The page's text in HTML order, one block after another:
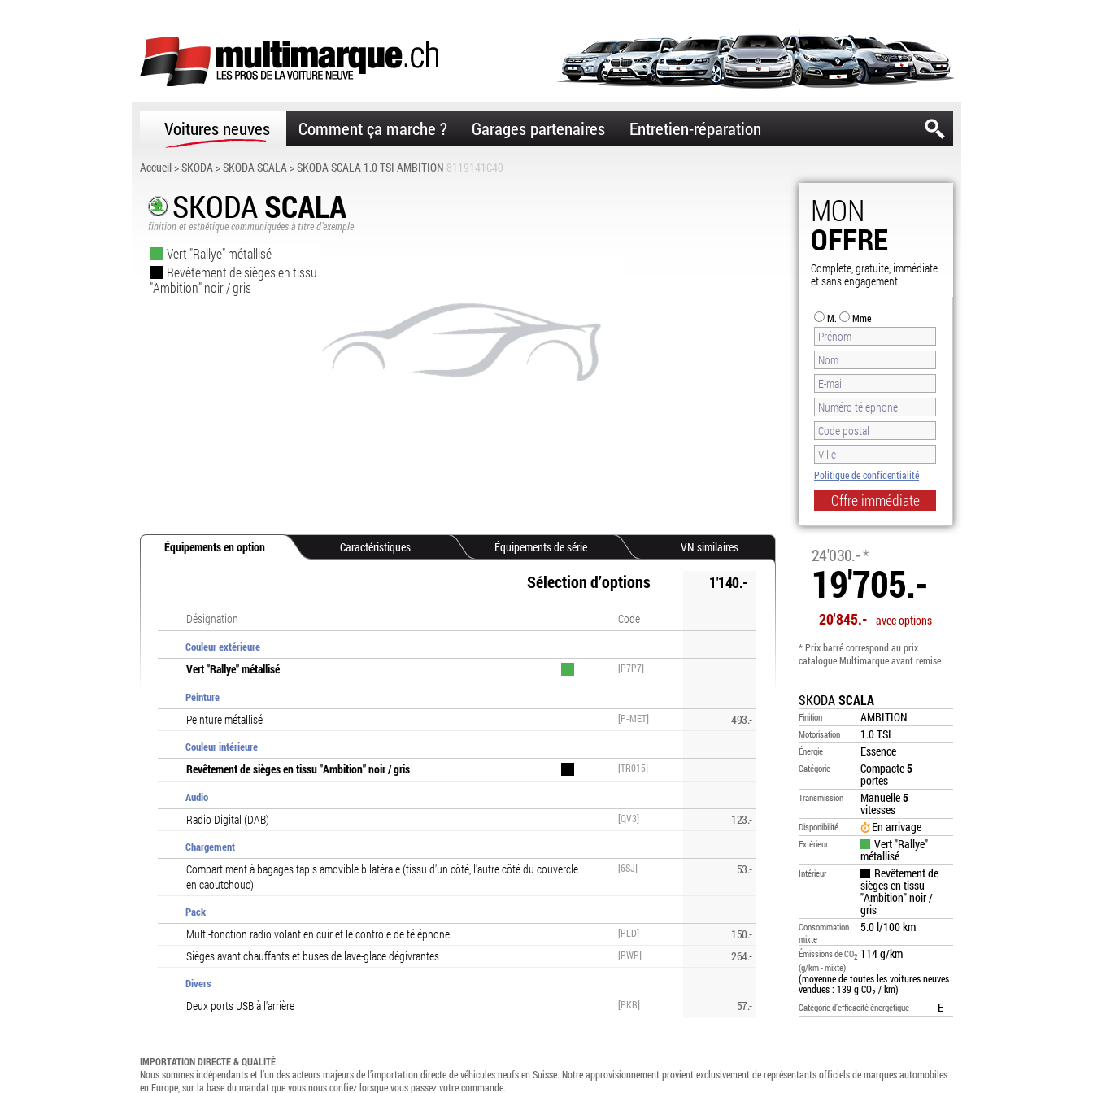
Voitures neuves Comment ça marche ? Garages partenaires Entretien-réparation
Accueil>SKODA>SKODA SCALA> SKODA SCALA 1.0 TSI AMBITION 8119141C40
SKODASCALA
finition et esthétique communiquées à titre d’exemple
Vert "Rallye" métallisé
Revêtement de sièges en tissu
"Ambition" noir / gris
MON
OFFRE
Complete, gratuite, immédiate
et sans engagement
M. Mme
Politique de confidentialité
Équipements en option Caractéristiques Équipements de série VN similaires
Sélection d’options 1'140.-
Désignation Code
Couleur extérieure
Vert "Rallye" métallisé [P7P7]
Peinture
Peinture métallisé [P-MET] 493.-
Couleur intérieure
Revêtement de sièges en tissu "Ambition" noir / gris [TR015]
Audio
Radio Digital (DAB) [QV3] 123.-
Chargement
Compartiment à bagages tapis amovible bilatérale (tissu d'un côté, l'autre côté du couvercle
en caoutchouc)
[6SJ] 53.-
Pack
Multi-fonction radio volant en cuir et le contrôle de téléphone [PLD]
150.-
Sièges avant chauffants et buses de lave-glace dégivrantes
[PWP] 264.-
Divers
Deux ports USB à l'arrière [PKR] 57.-
24'030.-*
19'705.-
20'845.- avec options
* Prix barré correspond au prix
catalogue Multimarque avant remise
SKODASCALA
Finition AMBITION
Motorisation 1.0 TSI
Énergie Essence
Catégorie Compacte5
portes
Transmission Manuelle5
vitesses
Disponibilité En arrivage
Extérieur Vert "Rallye"
métallisé
Intérieur Revêtement de
sièges en tissu
"Ambition" noir /
gris
Consommation
mixte
5.0 l/100 km
Émissions de CO2
(g/km - mixte)
114 g/km
(moyenne de toutes les voitures neuves
vendues : 139 g CO2 / km)
Catégorie d’efficacité énergétique E
IMPORTATION DIRECTE & QUALITÉ
Nous sommes indépendants et l’un des acteurs majeurs de l’importation directe de véhicules neufs en Suisse. Notre approvisionnement provient exclusivement de représentants officiels de marques automobiles
en Europe, sur la base du mandat que vous nous confiez lorsque vous passez votre commande.